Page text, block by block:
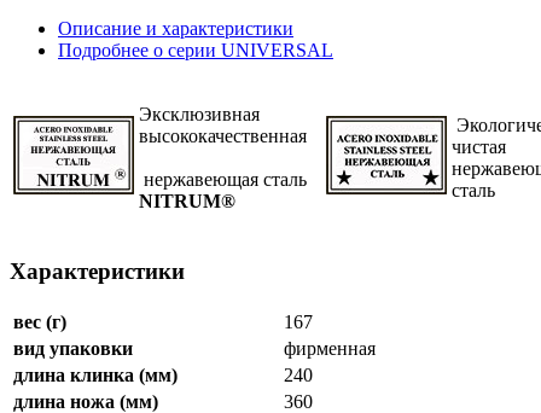
Описание и характеристики
Подробнее о серии UNIVERSAL
Эксклюзивная
высококачественная
нержавеющая сталь
NITRUM®
чистая
сталь
Характеристики
вес (г)
167
вид упаковки
фирменная
длина клинка (мм)
240
длина ножа (мм)
360